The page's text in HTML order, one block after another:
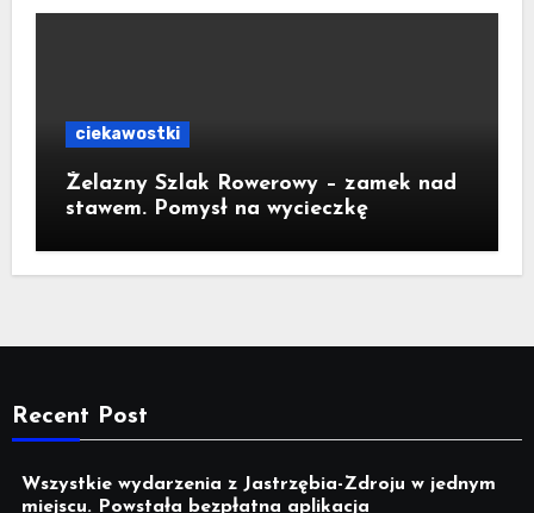
ciekawostki
Żelazny Szlak Rowerowy – zamek nad
stawem. Pomysł na wycieczkę
Recent Post
Wszystkie wydarzenia z Jastrzębia-Zdroju w jednym
miejscu. Powstała bezpłatna aplikacja